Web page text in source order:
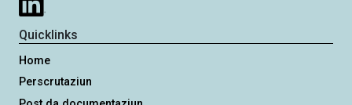
u
n
g
Quicklinks
Home
Perscrutaziun